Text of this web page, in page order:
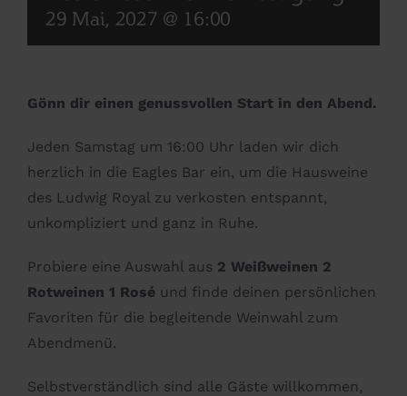
29 Mai, 2027 @ 16:00
Gönn dir einen genussvollen Start in den Abend.
Jeden Samstag um 16:00 Uhr laden wir dich
herzlich in die Eagles Bar ein, um die Hausweine
des Ludwig Royal zu verkosten entspannt,
unkompliziert und ganz in Ruhe.
Probiere eine Auswahl aus 2 Weißweinen 2
Rotweinen 1 Rosé und finde deinen persönlichen
Favoriten für die begleitende Weinwahl zum
Abendmenü.
Selbstverständlich sind alle Gäste willkommen,